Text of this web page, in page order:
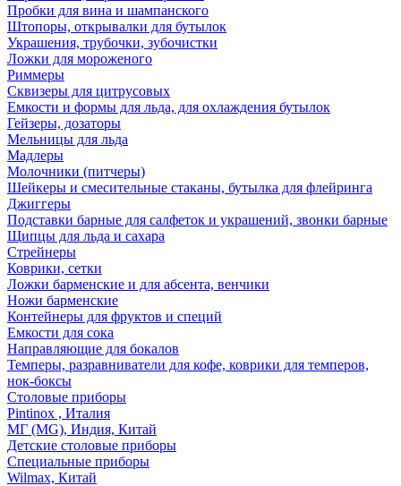
Пробки для вина и шампанского
Штопоры, открывалки для бутылок
Украшения, трубочки, зубочистки
Ложки для мороженого
Риммеры
Сквизеры для цитрусовых
Емкости и формы для льда, для охлаждения бутылок
Гейзеры, дозаторы
Мельницы для льда
Мадлеры
Молочники (питчеры)
Шейкеры и смесительные стаканы, бутылка для флейринга
Джиггеры
Подставки барные для салфеток и украшений, звонки барные
Щипцы для льда и сахара
Стрейнеры
Коврики, сетки
Ложки барменские и для абсента, венчики
Ножи барменские
Контейнеры для фруктов и специй
Емкости для сока
Направляющие для бокалов
Темперы, разравниватели для кофе, коврики для темперов,
нок-боксы
Столовые приборы
Pintinox , Италия
МГ (MG), Индия, Китай
Детские столовые приборы
Специальные приборы
Wilmax, Китай